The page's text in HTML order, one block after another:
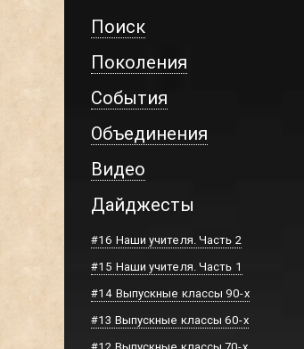
Поиск
Поколения
События
Объединения
Видео
Дайджесты
#16 Наши учителя. Часть 2
#15 Наши учителя. Часть 1
#14 Выпускные классы 90-х
#13 Выпускные классы 60-х